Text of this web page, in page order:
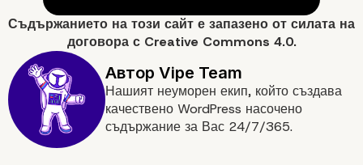
Вече знаете, как
изработката изиграва
за повишаването на
Съдържанието на този сайт е запазено от силата на
договора с Creative Commons 4.0.
Нашият неуморен екип, който създава
качествено WordPress насочено
съдържание за Вас 24/7/365.